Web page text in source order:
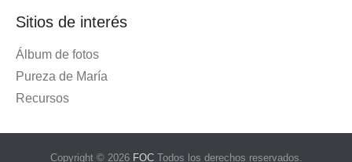
Sitios de interés
Álbum de fotos
Pureza de María
Recursos
Copyright © 2026 FOCTodos los derechos reservados.